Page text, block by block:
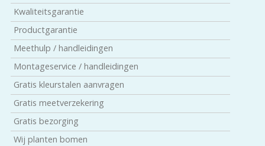
Kwaliteitsgarantie
Productgarantie
Meethulp / handleidingen
Montageservice / handleidingen
Gratis kleurstalen aanvragen
Gratis meetverzekering
Gratis bezorging
Wij planten bomen